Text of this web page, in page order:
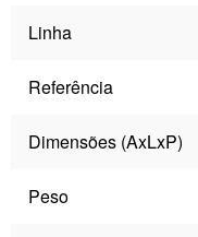
Linha
Referência
Dimensões (AxLxP)
Peso